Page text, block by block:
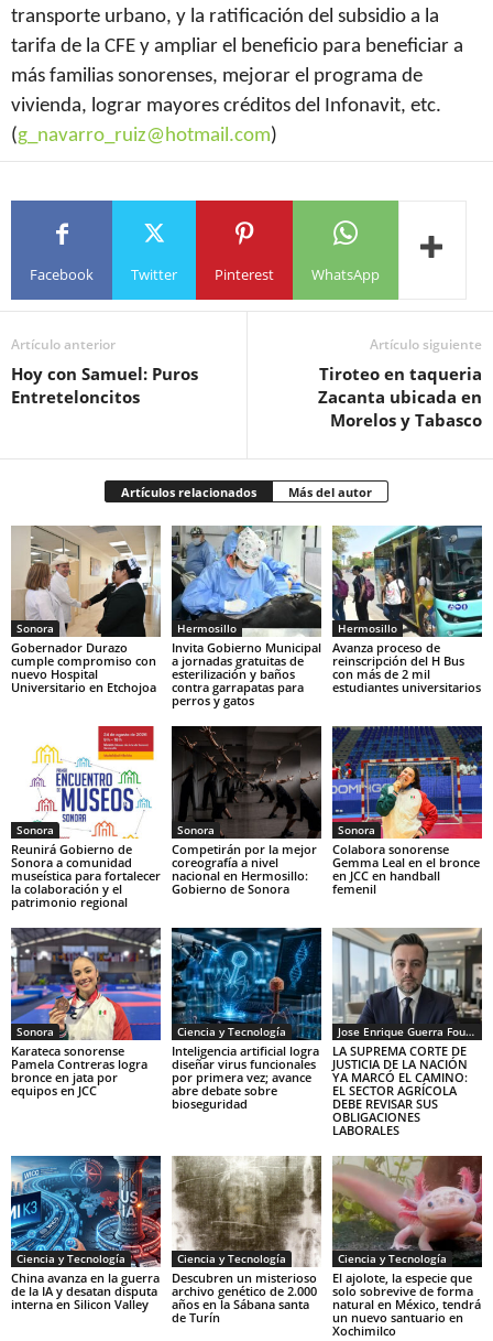
transporte urbano, y la ratificación del subsidio a la
tarifa de la CFE y ampliar el beneficio para beneficiar a
más familias sonorenses, mejorar el programa de
vivienda, lograr mayores créditos del Infonavit, etc.
(g_navarro_ruiz@hotmail.com)
Facebook Twitter Pinterest WhatsApp
Artículo anterior
Hoy con Samuel: Puros
Entreteloncitos
Artículo siguiente
Tiroteo en taqueria
Zacanta ubicada en
Morelos y Tabasco
Artículos relacionados Más del autor
Sonora
Gobernador Durazo
cumple compromiso con
nuevo Hospital
Universitario en Etchojoa
Hermosillo
Invita Gobierno Municipal
a jornadas gratuitas de
esterilización y baños
contra garrapatas para
perros y gatos
Hermosillo
Avanza proceso de
reinscripción del H Bus
con más de 2 mil
estudiantes universitarios
Sonora
Reunirá Gobierno de
Sonora a comunidad
museística para fortalecer
la colaboración y el
patrimonio regional
Sonora
Competirán por la mejor
coreografía a nivel
nacional en Hermosillo:
Gobierno de Sonora
Sonora
Colabora sonorense
Gemma Leal en el bronce
en JCC en handball
femenil
Sonora
Karateca sonorense
Pamela Contreras logra
bronce en jata por
equipos en JCC
Ciencia y Tecnología
Inteligencia artificial logra
diseñar virus funcionales
por primera vez; avance
abre debate sobre
bioseguridad
Jose Enrique Guerra Fourcade
LA SUPREMA CORTE DE
JUSTICIA DE LA NACIÓN
YA MARCÓ EL CAMINO:
EL SECTOR AGRÍCOLA
DEBE REVISAR SUS
OBLIGACIONES
LABORALES
Ciencia y Tecnología
China avanza en la guerra
de la IA y desatan disputa
interna en Silicon Valley
Ciencia y Tecnología
Descubren un misterioso
archivo genético de 2.000
años en la Sábana santa
de Turín
Ciencia y Tecnología
El ajolote, la especie que
solo sobrevive de forma
natural en México, tendrá
un nuevo santuario en
Xochimilco